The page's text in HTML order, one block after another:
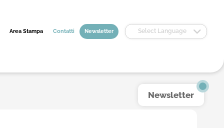
Area Stampa Contatti Newsletter Select Language
Newsletter